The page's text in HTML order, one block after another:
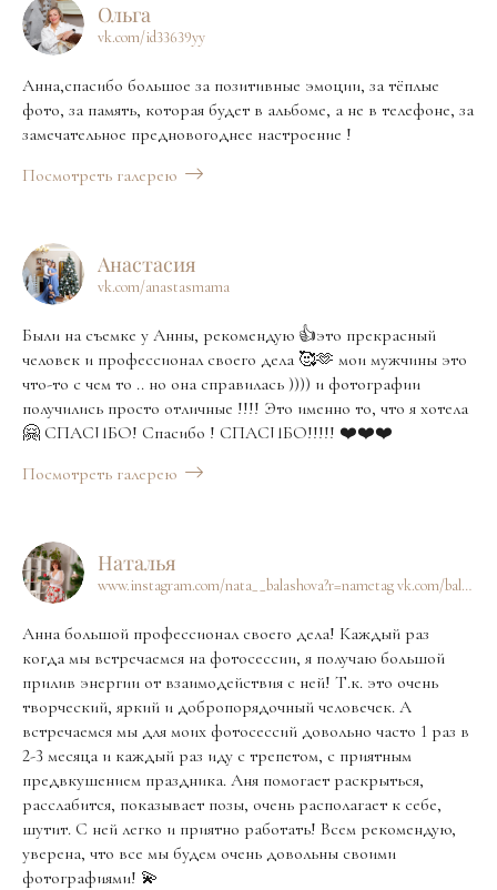
Ольга
vk.com/id33639yy
Анна,спасибо большое за позитивные эмоции, за тёплые
фото, за память, которая будет в альбоме, а не в телефоне, за
замечательное предновогоднее настроение !
Посмотреть галерею
Анастасия
vk.com/anastasmama
Были на съемке у Анны, рекомендую 👍это прекрасный
человек и профессионал своего дела 🥰🫶 мои мужчины это
что-то с чем то .. но она справилась )))) и фотографии
получились просто отличные !!!! Это именно то, что я хотела
🤗 СПАСИБО! Спасибо ! СПАСИБО!!!!! ❤️❤️❤️
Посмотреть галерею
Наталья
www.instagram.com/nata__balashova?r=nametag vk.com/balashovanata
Анна большой профессионал своего дела! Каждый раз
когда мы встречаемся на фотосессии, я получаю большой
прилив энергии от взаимодействия с ней! Т.к. это очень
творческий, яркий и добропорядочный человечек. А
встречаемся мы для моих фотосессий довольно часто 1 раз в
2-3 месяца и каждый раз иду с трепетом, с приятным
предвкушением праздника. Аня помогает раскрыться,
расслабится, показывает позы, очень располагает к себе,
шутит. С ней легко и приятно работать! Всем рекомендую,
уверена, что все мы будем очень довольны своими
фотографиями! 💫